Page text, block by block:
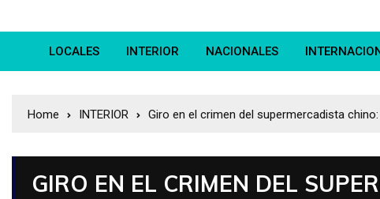
LOCALES INTERIOR NACIONALES
Home INTERIOR Giro en el crimen del supermercadista
GIRO EN EL CRIMEN DEL